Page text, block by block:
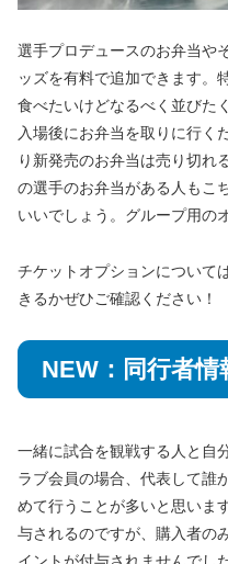
選手プロデュースのお弁当や
ッズを有料で追加できます。
食べたいけどなるべく並びた
入場後にお弁当を取りに行く
り新発売のお弁当は売り切れ
の選手のお弁当がある人もこ
いいでしょう。グループ用の
チケットオプションについて
きるかぜひご確認ください！
NEW：同行者
一緒に試合を観戦する人と自
ラブ会員の場合、代表して誰
めて行うことが多いと思いま
与されるのですが、購入者の
イントが付与されませんでした